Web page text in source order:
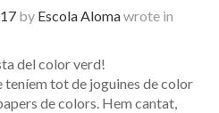
by Escola Alomawrote in
del color verd!
teníem tot de joguines de color
de colors. Hem cantat,